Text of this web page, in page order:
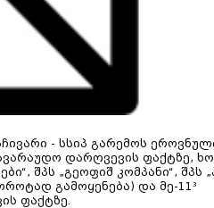
- სსიპ გარემოს
დარღვევის ფაქტზე,
შპს „გეოფიშ კომპანი“, შპს
გამოყენება) და მე-11³
ფაქტზე.